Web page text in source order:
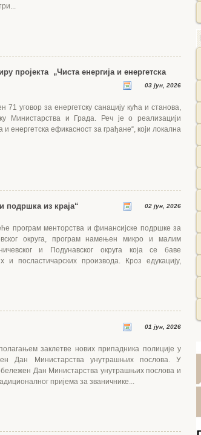
пројекта „Чиста енергија и енергетска
03 јун, 2026
уговор за енергетску санацију кућа и станова,
Министарства и Града. Реч је о реализацији
и енергетска ефикасност за грађане“, који локална
подршка из краја“ 02 јун, 2026
програм менторства и финансијске подршке за
округа, програм намењен микро и малим
и Подунавског округа која се баве
и посластичарских производа. Кроз едукацију,
01 јун, 2026
заклетве нових припадника полиције у
Дан Министарства унутрашњих послова. У
Дан Министарства унутрашњих послова и
пријема за званичнике...